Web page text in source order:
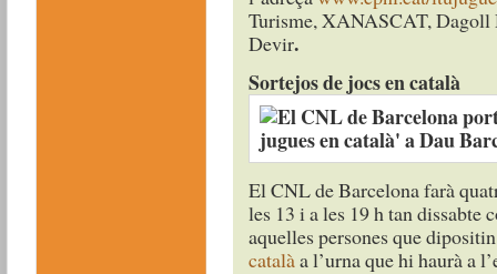
Turisme, XANASCAT, Dagoll
Devir.
Sortejos de jocs en català
El CNL de Barcelona farà
les 13 i a les 19 h tan dissabte
aquelles personesque
catalàa l’urna que hi haurà a